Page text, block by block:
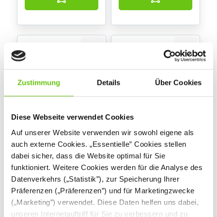
Zustimmung Details Über Cookies
Diese Webseite verwendet Cookies
Auf unserer Website verwenden wir sowohl eigene als
auch externe Cookies. „Essentielle” Cookies stellen
dabei sicher, dass die Website optimal für Sie
funktioniert. Weitere Cookies werden für die Analyse des
Datenverkehrs („Statistik”), zur Speicherung Ihrer
Präferenzen („Präferenzen”) und für Marketingzwecke
(„Marketing”) verwendet. Diese Daten helfen uns dabei,
unseren Internetauftriff für Sie zu verbessern und zu
Duftkomposition -
Rose
Produktnummer: 130006
6,90 €
Duftkomposition -
Teebaum
Produktnummer:
7,90 €